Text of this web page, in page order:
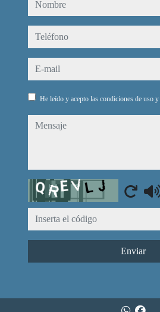
teléfono
e-mail
He leído y acepto las condiciones de uso y
mensaje
Captcha
Enviar